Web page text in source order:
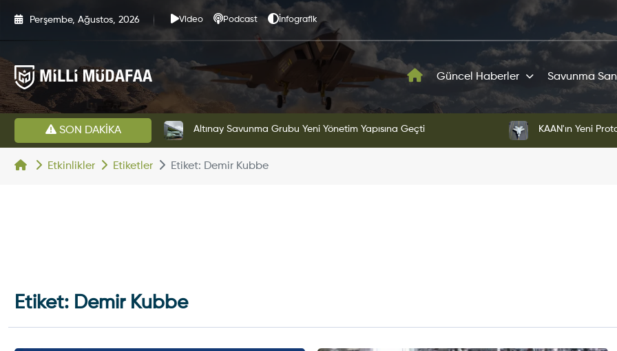
Perşembe, Ağustos, 2026 Video Podcast İnfografik
Güncel Haberler Savunma
SON DAKİKA
Yönetim Yapısına Geçti KAAN'ın Yeni Prototipi Pist Testlerine Başladı KAAN
Etkinlikler Etiketler Etiket: Demir Kubbe
Etiket: Demir Kubbe